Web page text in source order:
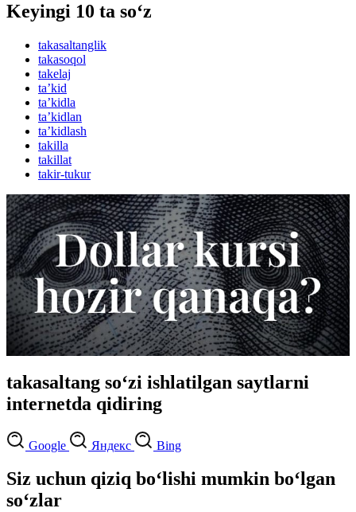
Keyingi 10 ta so‘z
takasaltanglik
takasoqol
takelaj
taʼkid
taʼkidla
taʼkidlan
taʼkidlash
takilla
takillat
takir-tukur
takasaltang so‘zi ishlatilgan saytlarni
internetda qidiring
Google Яндекс Bing
Siz uchun qiziq bo‘lishi mumkin bo‘lgan
so‘zlar